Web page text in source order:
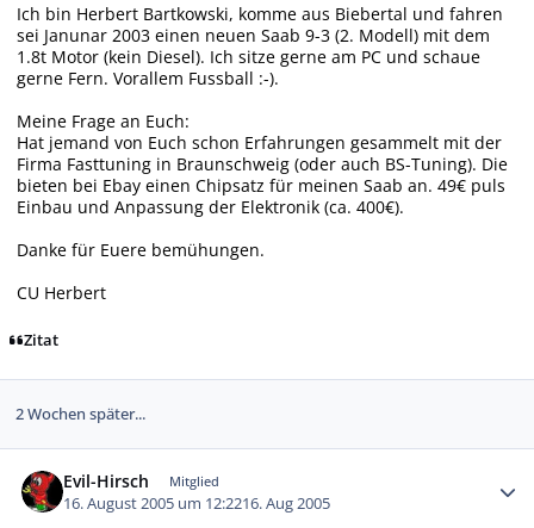
Ich bin Herbert Bartkowski, komme aus Biebertal und fahren
sei Janunar 2003 einen neuen Saab 9-3 (2. Modell) mit dem
1.8t Motor (kein Diesel). Ich sitze gerne am PC und schaue
gerne Fern. Vorallem Fussball :-).
Meine Frage an Euch:
Hat jemand von Euch schon Erfahrungen gesammelt mit der
Firma Fasttuning in Braunschweig (oder auch BS-Tuning). Die
bieten bei Ebay einen Chipsatz für meinen Saab an. 49€ puls
Einbau und Anpassung der Elektronik (ca. 400€).
Danke für Euere bemühungen.
CU Herbert
Zitat
2 Wochen später...
Evil-Hirsch Mitglied
16. August 2005 um 12:2216. Aug 2005